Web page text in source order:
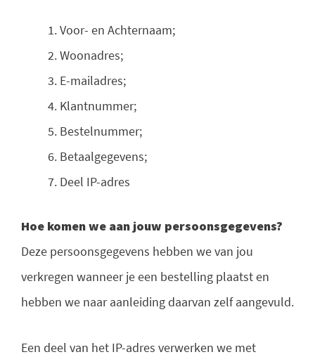
Voor- en Achternaam;
Woonadres;
E-mailadres;
Klantnummer;
Bestelnummer;
Betaalgegevens;
Deel IP-adres
Hoe komen we aan jouw persoonsgegevens?
Deze persoonsgegevens hebben we van jou
verkregen wanneer je een bestelling plaatst en
hebben we naar aanleiding daarvan zelf aangevuld.
Een deel van het IP-adres verwerken we met